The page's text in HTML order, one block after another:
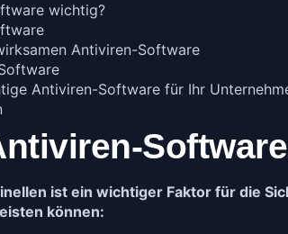
wichtig?
Antiviren-Software
Antiviren-Software für Ihr
ist ein wichtiger Faktor für die
können: